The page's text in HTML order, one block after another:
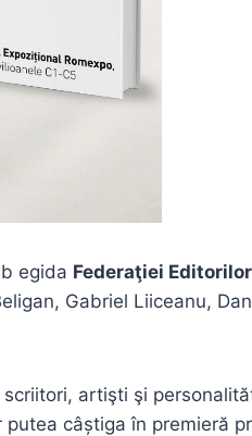
egida Federaţiei
Gabriel Liiceanu,
artişti şi
câștiga în premieră